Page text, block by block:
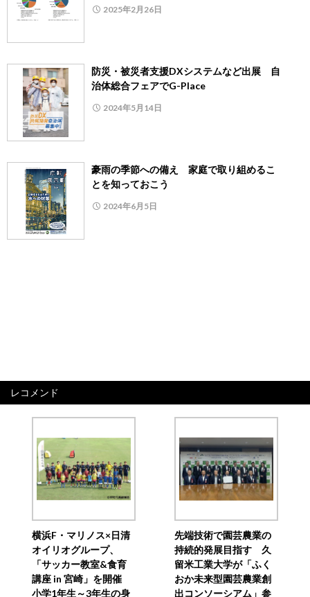
2025年2月26日
防災・被災者支援DXシステムなど出展 自
治体総合フェアでG-Place
2024年5月14日
豪雨の季節への備え 家庭で取り組めるこ
とを知っておこう
2024年6月5日
レコメンド
横浜F・マリノス×日清
オイリオグループ、
「サッカー教室&食育
講座 in 宮崎」を開催
小学1年生～3年生の身
先端技術で園芸農業の
持続的発展目指す 久
留米工業大学が「ふく
おか未来型園芸農業創
出コンソーシアム」参